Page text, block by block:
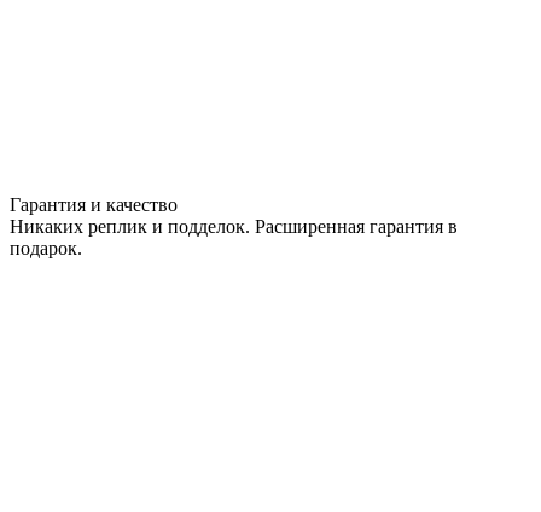
Гарантия и качество
Никаких реплик и подделок. Расширенная гарантия в
подарок.